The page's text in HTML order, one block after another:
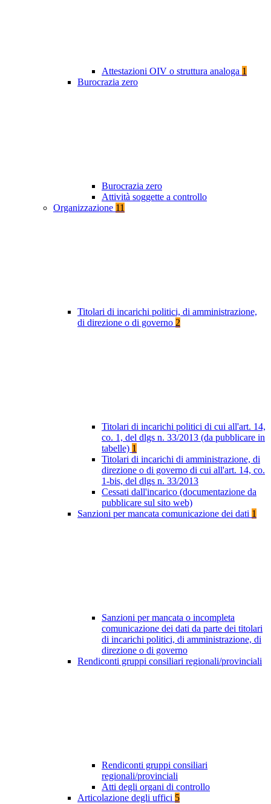
Attestazioni OIV o struttura analoga 1
Burocrazia zero
Burocrazia zero
Attività soggette a controllo
Organizzazione 11
Titolari di incarichi politici, di amministrazione,
di direzione o di governo 2
Titolari di incarichi politici di cui all'art. 14,
co. 1, del dlgs n. 33/2013 (da pubblicare in
tabelle) 1
Titolari di incarichi di amministrazione, di
direzione o di governo di cui all'art. 14, co.
1-bis, del dlgs n. 33/2013
Cessati dall'incarico (documentazione da
pubblicare sul sito web)
Sanzioni per mancata comunicazione dei dati 1
Sanzioni per mancata o incompleta
comunicazione dei dati da parte dei titolari
di incarichi politici, di amministrazione, di
direzione o di governo
Rendiconti gruppi consiliari regionali/provinciali
Rendiconti gruppi consiliari
regionali/provinciali
Atti degli organi di controllo
Articolazione degli uffici 5